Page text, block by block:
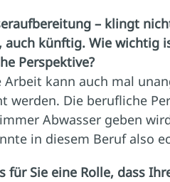
– klingt
auch künftig. Wie wichtig
Perspektive?
Arbeit kann auch mal
werden. Die berufliche
Abwasser geben
in diesem Beruf also
für Sie eine Rolle, dass